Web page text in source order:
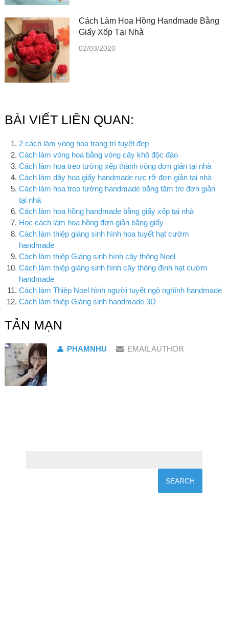
Cách Làm Hoa Hồng Handmade Bằng
Giấy Xốp Tại Nhà
02/03/2020
BÀI VIẾT LIÊN QUAN:
2 cách làm vòng hoa trang trí tuyệt đẹp
Cách làm vòng hoa bằng vòng cây khô độc đáo
Cách làm hoa treo tường xếp thành vòng đơn giản tại nhà
Cách làm dây hoa giấy handmade rực rỡ đơn giản tại nhà
Cách làm hoa treo tường handmade bằng tăm tre đơn giản
tại nhà
Cách làm hoa hồng handmade bằng giấy xốp tại nhà
Học cách làm hoa hồng đơn giản bằng giấy
Cách làm thiệp giáng sinh hình hoa tuyết hạt cườm
handmade
Cách làm thiệp Giáng sinh hình cây thông Noel
Cách làm thiệp giáng sinh hình cây thông đính hạt cườm
handmade
Cách làm Thiệp Noel hình người tuyết ngộ nghĩnh handmade
Cách làm thiệp Giáng sinh handmade 3D
TẢN MẠN
PHAMNHU EMAIL AUTHOR